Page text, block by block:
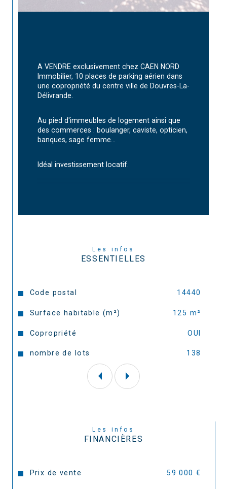
Les infos
ESSENTIELLES
Caractéristiques Valeurs
Code postal 14440
Surface habitable (m²) 125 m²
Copropriété OUI
nombre de lots 138
A VENDRE exclusivement chez CAEN NORD
Immobilier, 10 places de parking aérien dans
une copropriété du centre ville de Douvres-La-
Délivrande.
Au pied d'immeubles de logement ainsi que
des commerces : boulanger, caviste, opticien,
banques, sage femme...
Idéal investissement locatif.
Les infos
FINANCIÈRES
Prix de vente 59 000 €